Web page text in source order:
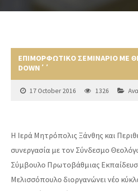
ΕΠΙΜΟΡΦΩΤΙΚΟ ΣΕΜΙΝΑΡΙΟ ΜΕ
DOWN΄΄
17 October 2016 1326
Η Ιερά Μητρόπολις Ξάνθης και
συνεργασία με τον Σύνδεσμο
Σύμβουλο Πρωτοβάθμιας
Μελισσόπουλο διοργανώνει νέο